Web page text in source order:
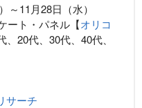
～11月28日（水）
ート・パネル【オリコ
、20代、30代、40代、
サーチ